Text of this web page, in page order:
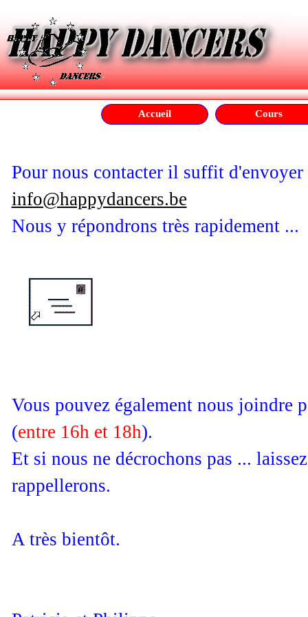
Accueil Cours
Pour nous contacter il suffit d'envoyer
info@happydancers.be
Nous y répondrons très rapidement ...
Vous pouvez également nous joindre
(entre 16h et 18h).
Et si nous ne décrochons pas ...
rappellerons.
A très bientôt.